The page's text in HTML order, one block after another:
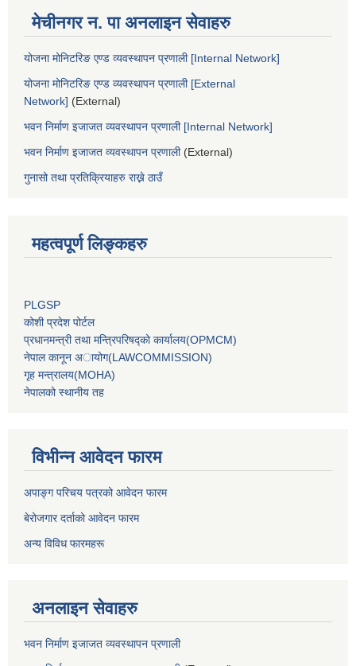
मेचीनगर न. पा अनलाइन सेवाहरु
योजना मोनिटरिङ एण्ड व्यवस्थापन प्रणाली [Internal Network]
योजना मोनिटरिङ एण्ड व्यवस्थापन प्रणाली [External
Network] (External)
भवन निर्माण इजाजत व्यवस्थापन प्रणाली [Internal Network]
भवन निर्माण इजाजत व्यवस्थापन प्रणाली(External)
गुनासो तथा प्रतिक्रियाहरु राख्ने ठाउँ
महत्वपूर्ण लिङ्कहरु
PLGSP
कोशी प्रदेश पोर्टल
प्रधानमन्‍त्री तथा मन्‍त्रिपरिषद्को कार्यालय(OPMCM)
नेपाल कानून अायोग(LAWCOMMISSION)
गृह मन्‍त्रालय(MOHA)
नेपालको स्थानीय तह
विभीन्न आवेदन फारम
अपाङ्ग परिचय पत्रको आवेदन फारम
बेरोजगार दर्ताको आवेदन फारम
अन्य विविध फारमहरू
अनलाइन सेवाहरु
भवन निर्माण इजाजत व्यवस्थापन प्रणाली